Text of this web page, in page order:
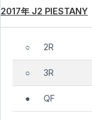
2017年 J2 PIESTANY
○ 2R
○ 3R
● QF